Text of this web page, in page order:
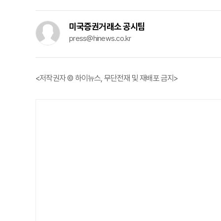
미국증권거래소 공시팀
press@hinews.co.kr
<저작권자 © 하이뉴스, 무단전재 및 재배포 금지>